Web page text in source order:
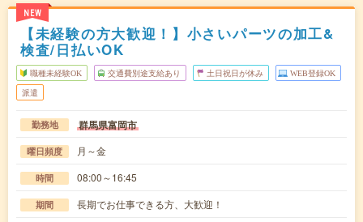
NEW
【未経験の方大歓迎！】小さいパーツの加工&
検査/日払いOK
職種未経験OK 交通費別途支給あり 土日祝日が休み WEB登録OK
派遣
勤務地 群馬県富岡市
曜日頻度 月～金
時間 08:00～16:45
期間 長期でお仕事できる方、大歓迎！